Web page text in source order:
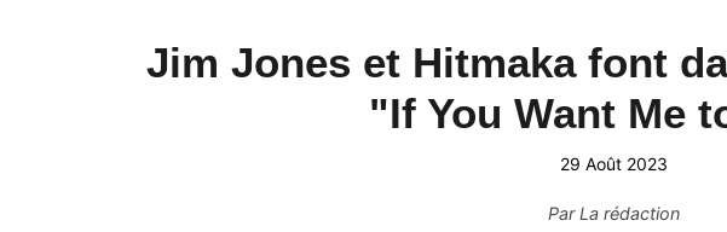
Jim Jones et Hitmaka font
"If You Want Me
29 Août 2023
ParLa rédaction